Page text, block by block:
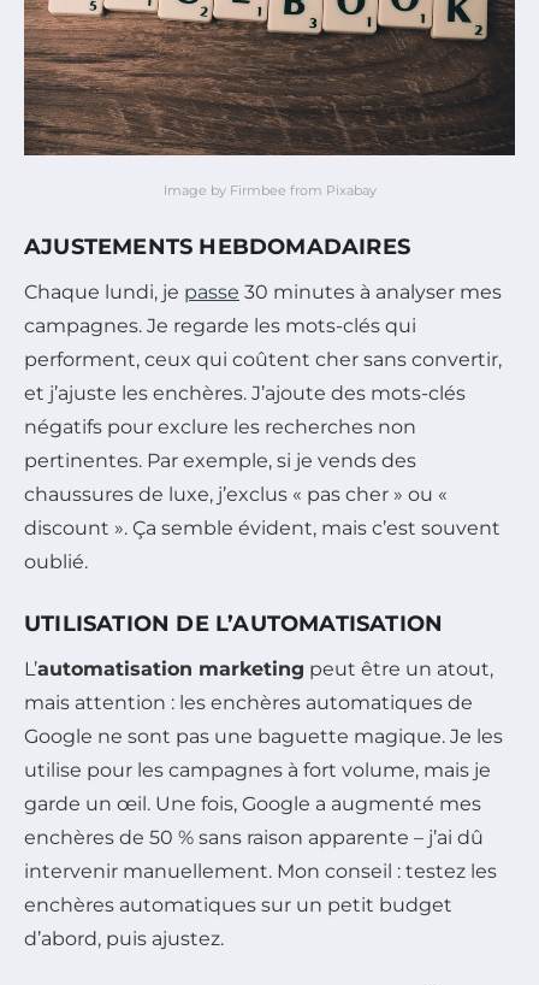
Image by Firmbee from Pixabay
AJUSTEMENTS HEBDOMADAIRES
Chaque lundi, je passe 30 minutes à analyser mes
campagnes. Je regarde les mots-clés qui
performent, ceux qui coûtent cher sans convertir,
et j’ajuste les enchères. J’ajoute des mots-clés
négatifs pour exclure les recherches non
pertinentes. Par exemple, si je vends des
chaussures de luxe, j’exclus « pas cher » ou «
discount ». Ça semble évident, mais c’est souvent
oublié.
UTILISATION DE L’AUTOMATISATION
L’automatisation marketing peut être un atout,
mais attention : les enchères automatiques de
Google ne sont pas une baguette magique. Je les
utilise pour les campagnes à fort volume, mais je
garde un œil. Une fois, Google a augmenté mes
enchères de 50 % sans raison apparente – j’ai dû
intervenir manuellement. Mon conseil : testez les
enchères automatiques sur un petit budget
d’abord, puis ajustez.